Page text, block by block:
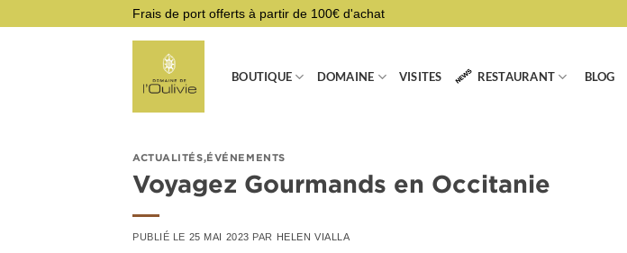
Frais de port offerts à partir de 100€ d'achat
BOUTIQUE DOMAINE VISITES RESTAURANT BLOG
ACTUALITÉS,ÉVÉNEMENTS
Voyagez Gourmands en Occitanie
PUBLIÉ LE 25 MAI 2023 PAR HELEN VIALLA